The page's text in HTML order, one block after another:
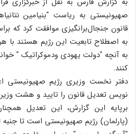
صهیونیستی به ریاست "بنیامین
قانون جنجال‌برانگیزی موافقت کرد که
به اصطلاح تابعیت این رژیم هستند با
به آنچه "دولت یهودی ودموکراتیک "
کنند.
نویس تعدیل قانون را تایید و هشت
برپایه این گزارش، این تعدیل
(پارلمان) رژیم صهیونیستی است تا جنبه